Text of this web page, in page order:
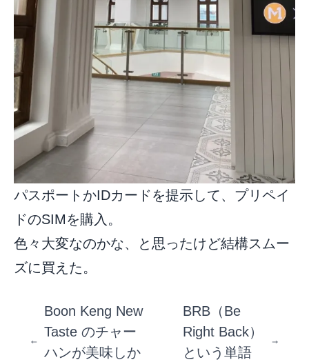
パスポートかIDカードを提示して、プリペイ
ドのSIMを購入。
色々大変なのかな、と思ったけど結構スムー
ズに買えた。
Boon Keng New
Taste のチャー
ハンが美味しか
BRB（Be
Right Back）
という単語